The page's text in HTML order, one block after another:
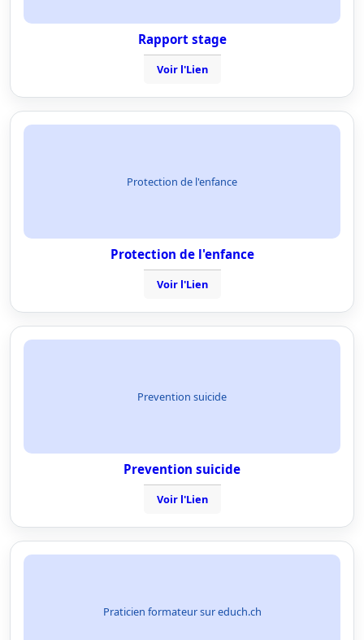
Rapport stage
Voir l'Lien
Protection de l'enfance
Protection de l'enfance
Voir l'Lien
Prevention suicide
Prevention suicide
Voir l'Lien
Praticien formateur sur educh.ch